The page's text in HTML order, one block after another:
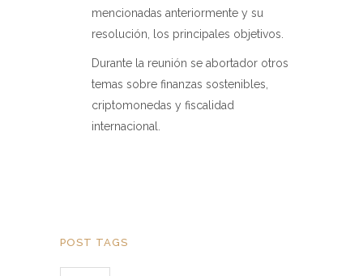
mencionadas anteriormente y su
resolución, los principales objetivos.
Durante la reunión se abortador otros
temas sobre finanzas sostenibles,
criptomonedas y fiscalidad
internacional.
POST TAGS